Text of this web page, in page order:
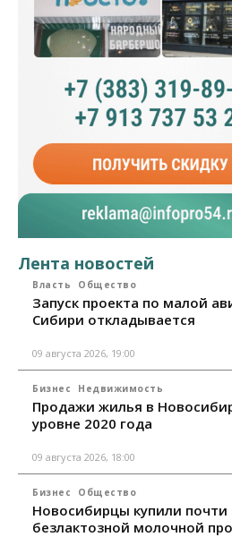
Лента новостей
Власть Общество
Запуск проекта по малой
Сибири откладывается
09 августа 2026, 19:00
Бизнес Недвижимость
Продажи жилья в
уровне 2020 года
09 августа 2026, 18:00
Бизнес Общество
Новосибирцы купили почти
безлактозной молочной